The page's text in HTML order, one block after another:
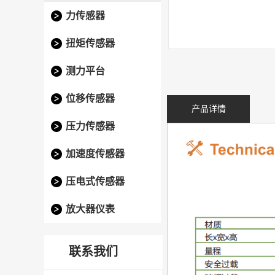
力传感器
扭矩传感器
测力平台
位移传感器
压力传感器
加速度传感器
压电式传感器
放大器仪表
联系我们
产品详情